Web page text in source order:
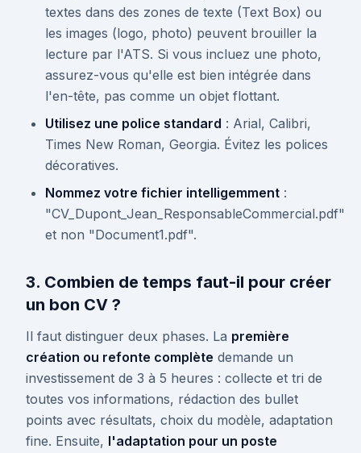
textes dans des zones de texte (Text Box) ou
les images (logo, photo) peuvent brouiller la
lecture par l'ATS. Si vous incluez une photo,
assurez-vous qu'elle est bien intégrée dans
l'en-tête, pas comme un objet flottant.
Utilisez une police standard : Arial, Calibri,
Times New Roman, Georgia. Évitez les polices
décoratives.
Nommez votre fichier intelligemment :
"CV_Dupont_Jean_ResponsableCommercial.pdf"
et non "Document1.pdf".
3. Combien de temps faut-il pour créer
un bon CV ?
Il faut distinguer deux phases. La première
création ou refonte complète demande un
investissement de 3 à 5 heures : collecte et tri de
toutes vos informations, rédaction des bullet
points avec résultats, choix du modèle, adaptation
fine. Ensuite, l'adaptation pour un poste